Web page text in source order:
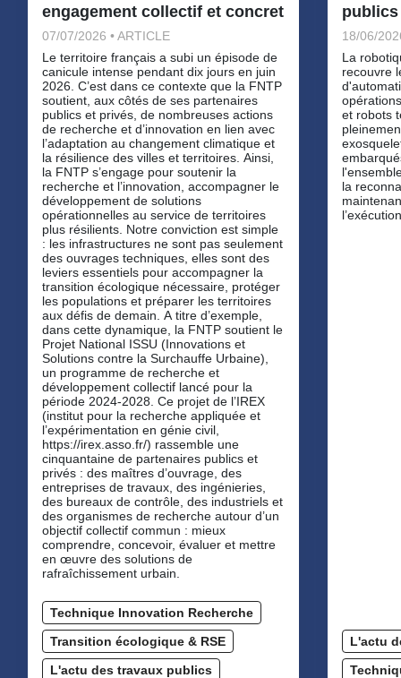
engagement collectif et concret
07/07/2026 • ARTICLE
Le territoire français a subi un épisode de
canicule intense pendant dix jours en juin
2026. C’est dans ce contexte que la FNTP
soutient, aux côtés de ses partenaires
publics et privés, de nombreuses actions
de recherche et d’innovation en lien avec
l’adaptation au changement climatique et
la résilience des villes et territoires. Ainsi,
la FNTP s’engage pour soutenir la
recherche et l’innovation, accompagner le
développement de solutions
opérationnelles au service de territoires
plus résilients. Notre conviction est simple
: les infrastructures ne sont pas seulement
des ouvrages techniques, elles sont des
leviers essentiels pour accompagner la
transition écologique nécessaire, protéger
les populations et préparer les territoires
aux défis de demain. A titre d’exemple,
dans cette dynamique, la FNTP soutient le
Projet National ISSU (Innovations et
Solutions contre la Surchauffe Urbaine),
un programme de recherche et
développement collectif lancé pour la
période 2024-2028. Ce projet de l’IREX
(institut pour la recherche appliquée et
l’expérimentation en génie civil,
https://irex.asso.fr/) rassemble une
cinquantaine de partenaires publics et
privés : des maîtres d’ouvrage, des
entreprises de travaux, des ingénieries,
des bureaux de contrôle, des industriels et
des organismes de recherche autour d’un
objectif collectif commun : mieux
comprendre, concevoir, évaluer et mettre
en œuvre des solutions de
rafraîchissement urbain.
Technique Innovation Recherche
Transition écologique & RSE
L'actu des travaux publics
publics
18/06/
La
recouvre
et robots
la
L'actu